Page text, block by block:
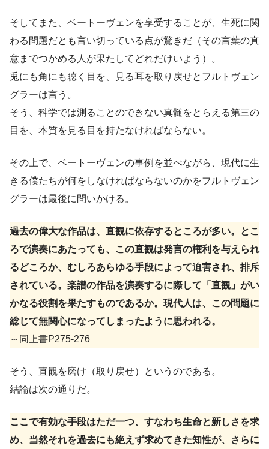
そしてまた、ベートーヴェンを享受することが、生死に関
わる問題だとも言い切っている点が驚きだ（その言葉の真
意までつかめる人が果たしてどれだけいよう）。
兎にも角にも聴く目を、見る耳を取り戻せとフルトヴェン
グラーは言う。
そう、科学では測ることのできない真髄をとらえる第三の
目を、本質を見る目を持たなければならない。
その上で、ベートーヴェンの事例を並べながら、現代に生
きる僕たちが何をしなければならないのかをフルトヴェン
グラーは最後に問いかける。
過去の偉大な作品は、直観に依存するところが多い。とこ
ろで演奏にあたっても、この直観は発言の権利を与えられ
るどころか、むしろあらゆる手段によって迫害され、排斥
されている。楽譜の作品を演奏するに際して「直観」がい
かなる役割を果たすものであるか。現代人は、この問題に
総じて無関心になってしまったように思われる。
～同上書P275-276
そう、直観を磨け（取り戻せ）というのである。
結論は次の通りだ。
ここで有効な手段はただ一つ、すなわち生命と新しさを求
め、当然それを過去にも絶えず求めてきた知性が、さらに